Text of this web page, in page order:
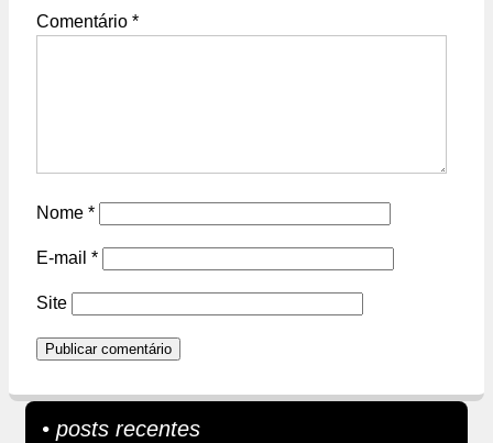
Comentário *
Nome *
E-mail *
Site
• posts recentes